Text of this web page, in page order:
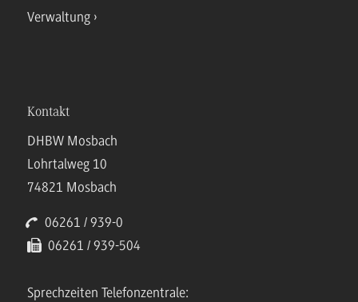
Verwaltung
Kontakt
DHBW Mosbach
Lohrtalweg 10
74821 Mosbach
06261 / 939-0
06261 / 939-504
Sprechzeiten Telefonzentrale: